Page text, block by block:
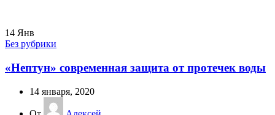
14 Янв
Без рубрики
«Нептун» современная защита от протечек воды
14 января, 2020